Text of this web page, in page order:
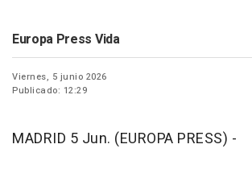
Europa Press Vida
Viernes, 5 junio 2026
Publicado: 12:29
MADRID 5 Jun. (EUROPA PRESS) -